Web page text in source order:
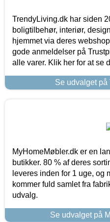
TrendyLiving.dk har siden
boligtilbehør, interiør,
hjemmet via deres
gode anmeldelser på
alle varer. Klik her for at se
Se udvalget
MyHomeMøbler.dk er en
butikker. 80 % af deres
leveres inden for 1 uge, og
kommer fuld samlet fra
udvalg.
Se udvalget på